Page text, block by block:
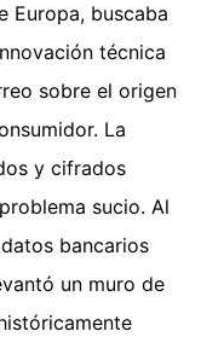
Europa, buscaba
técnica
sobre el origen
La
y cifrados
sucio. Al
bancarios
un muro de